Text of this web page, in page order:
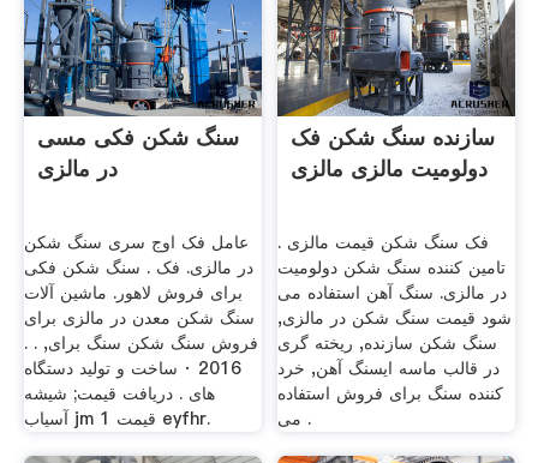
سنگ شکن فکی مسی
در مالزی
عامل فک اوج سری سنگ شکن
در مالزی. فک . سنگ شکن فکی
برای فروش لاهور. ماشین آلات
سنگ شکن معدن در مالزی برای
فروش سنگ شکن سنگ برای, . .
2016 · ساخت و توليد دستگاه
های . دریافت قیمت; شیشه
آسیاب jm 1 قیمت eyfhr.
سازنده سنگ شکن فک
دولومیت مالزی مالزی
فک سنگ شکن قیمت مالزی .
تامین کننده سنگ شکن دولومیت
در مالزی. سنگ آهن استفاده می
شود قیمت سنگ شکن در مالزی,
سنگ شکن سازنده, ریخته گری
در قالب ماسه ایسنگ آهن, خرد
کننده سنگ برای فروش استفاده
می .